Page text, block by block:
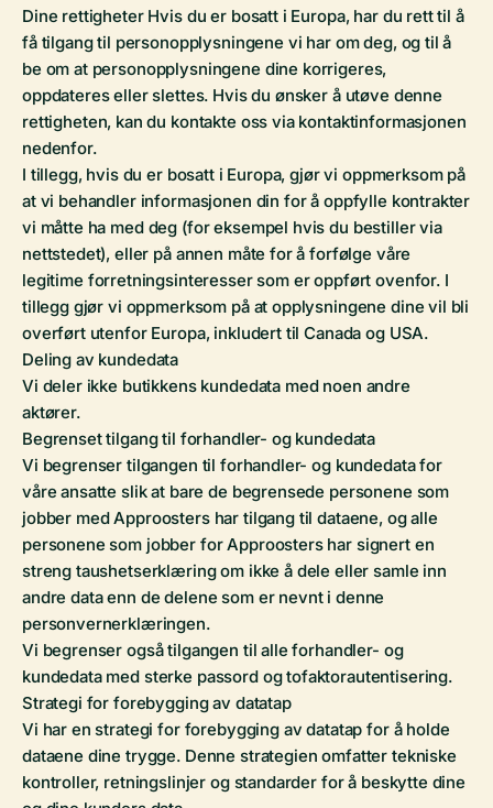
Dine rettigheter Hvis du er bosatt i Europa, har du rett til å
få tilgang til personopplysningene vi har om deg, og til å
be om at personopplysningene dine korrigeres,
oppdateres eller slettes. Hvis du ønsker å utøve denne
rettigheten, kan du kontakte oss via kontaktinformasjonen
nedenfor.
I tillegg, hvis du er bosatt i Europa, gjør vi oppmerksom på
at vi behandler informasjonen din for å oppfylle kontrakter
vi måtte ha med deg (for eksempel hvis du bestiller via
nettstedet), eller på annen måte for å forfølge våre
legitime forretningsinteresser som er oppført ovenfor. I
tillegg gjør vi oppmerksom på at opplysningene dine vil bli
overført utenfor Europa, inkludert til Canada og USA.
Deling av kundedata
Vi deler ikke butikkens kundedata med noen andre
aktører.
Begrenset tilgang til forhandler- og kundedata
Vi begrenser tilgangen til forhandler- og kundedata for
våre ansatte slik at bare de begrensede personene som
jobber med Approosters har tilgang til dataene, og alle
personene som jobber for Approosters har signert en
streng taushetserklæring om ikke å dele eller samle inn
andre data enn de delene som er nevnt i denne
personvernerklæringen.
Vi begrenser også tilgangen til alle forhandler- og
kundedata med sterke passord og tofaktorautentisering.
Strategi for forebygging av datatap
Vi har en strategi for forebygging av datatap for å holde
dataene dine trygge. Denne strategien omfatter tekniske
kontroller, retningslinjer og standarder for å beskytte dine